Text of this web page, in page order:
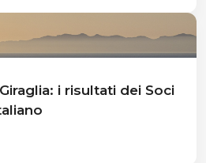
i risultati dei Soci